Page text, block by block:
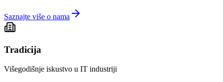
Saznajte više o nama
Tradicija
Višegodišnje iskustvo u IT industriji